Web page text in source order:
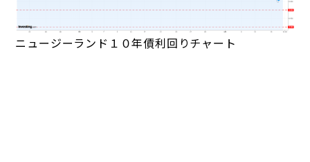
ニュージーランド１０年債利回りチャート